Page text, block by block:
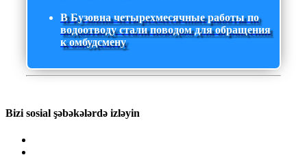
В Бузовна четырехмесячные работы по
водоотводу стали поводом для обращения
к омбудсмену
Bizi sosial şəbəkələrdə izləyin